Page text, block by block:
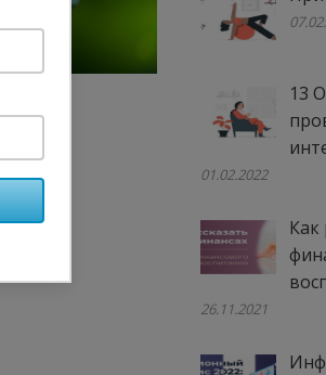
13
01.02.2022
Как
26.11.2021